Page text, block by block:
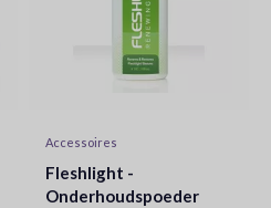
Accessoires
Fleshlight -
Onderhoudspoeder